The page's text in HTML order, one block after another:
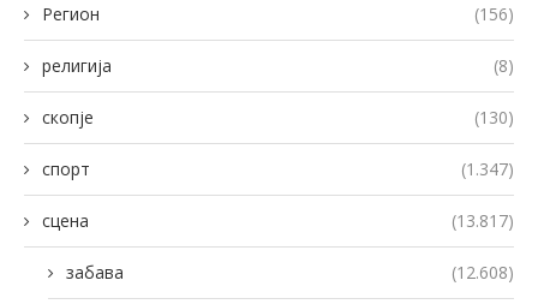
Регион (156)
религија (8)
скопје (130)
спорт (1.347)
сцена (13.817)
забава (12.608)